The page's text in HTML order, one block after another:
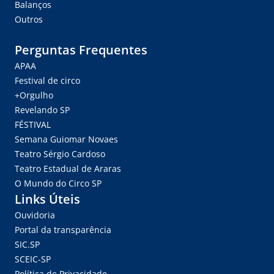
Balanços
Outros
Perguntas Frequentes
APAA
Festival de circo
+Orgulho
Revelando SP
FÉSTIVAL
Semana Guiomar Novaes
Teatro Sérgio Cardoso
Teatro Estadual de Araras
O Mundo do Circo SP
Links Úteis
Ouvidoria
Portal da transparência
SIC.SP
SCEIC-SP